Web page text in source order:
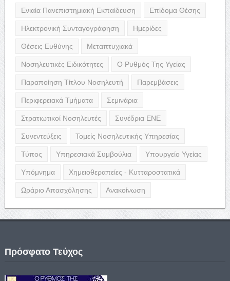
Ενιαία Πανεπιστημιακή Εκπαίδευση Επίδομα Θέσης
Ηλεκτρονική Συνταγογράφηση Ημερίδες
Θέσεις Ευθύνης Μεταπτυχιακά
Νοσηλευτικές Ειδικότητες Ο Ρυθμός Της Υγείας
Παραποίηση Τίτλου Νοσηλευτή Παρεμβάσεις
Περιφερειακά Τμήματα Σεμινάρια
Στρατιωτικοί Νοσηλευτές Συνέδρια ΕΝΕ
Συνεντεύξεις Τομείς Νοσηλευτικής Υπηρεσίας
Τύπος Υπηρεσιακά Συμβούλια Υπουργείο Υγείας
Υπόμνημα Χημειοθεραπείες - Κυτταροστατικά
Ωράριο Απασχόλησης Ανακοίνωση
Πρόσφατο Τεύχος